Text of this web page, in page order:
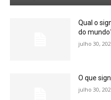
Qual o
do
julho 30,
O que
julho 30,